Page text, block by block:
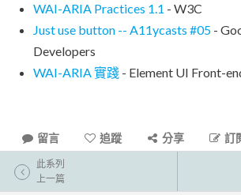
WAI-ARIA Practices 1.1 - W3C
Just use button -- A11ycasts #05 -
Developers
WAI-ARIA 實踐 - Element UI Front-
留言 追蹤 分享 訂
此系列
上一篇